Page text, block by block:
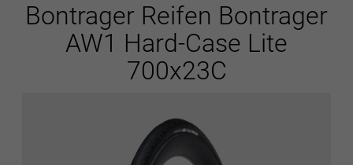
Bontrager Reifen Bontrager
AW1 Hard-Case Lite
700x23C